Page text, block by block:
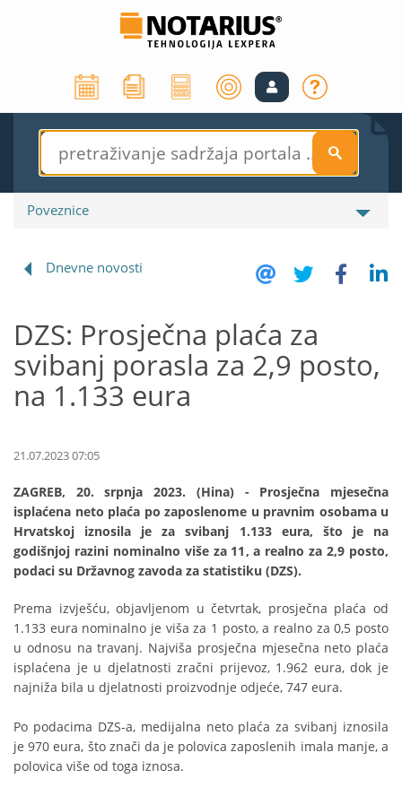
S
Poveznice
Dnevne novosti
DZS: Prosječna plaća za
svibanj porasla za 2,9 posto,
na 1.133 eura
21.07.2023 07:05
ZAGREB, 20. srpnja 2023. (Hina) - Prosječna mjesečna
isplaćena neto plaća po zaposlenome u pravnim osobama u
Hrvatskoj iznosila je za svibanj 1.133 eura, što je na
godišnjoj razini nominalno više za 11, a realno za 2,9 posto,
podaci su Državnog zavoda za statistiku (DZS).
Prema izvješću, objavljenom u četvrtak, prosječna plaća od
1.133 eura nominalno je viša za 1 posto, a realno za 0,5 posto
u odnosu na travanj. Najviša prosječna mjesečna neto plaća
isplaćena je u djelatnosti zračni prijevoz, 1.962 eura, dok je
najniža bila u djelatnosti proizvodnje odjeće, 747 eura.
Po podacima DZS-a, medijalna neto plaća za svibanj iznosila
je 970 eura, što znači da je polovica zaposlenih imala manje, a
polovica više od toga iznosa.